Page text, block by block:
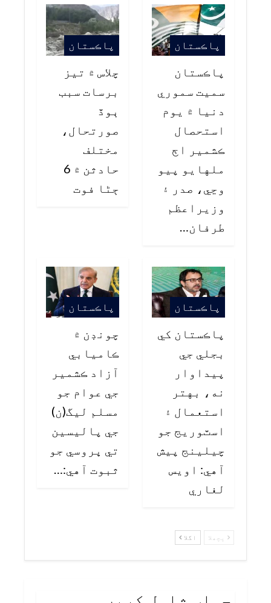
پاڪستان
پاڪستان
سميت سموري
دنيا ۾ يوم
استحصال
ڪشمير اڄ
ملهايو پيو
وڃي، صدر ۽
وزيراعظم
طرفان…
پاڪستان
چلاس ۾ تيز
برسات سبب
ٻوڏ
صورتحال،
مختلف
حادثن ۾ 6
ڄڻا فوت
پاڪستان
پاڪستان کي
بجلي جي
پيداوار
نه، بهتر
استعمال ۽
اسٽوريج جو
چيلينج پيش
آهي: اويس
لغاري
پاڪستان
چونڊن ۾
ڪاميابي
آزاد ڪشمير
جي عوام جو
مسلم ليگ(ن)
جي پاليسين
تي ڀروسي جو
ثبوت آهي:…
پچھلا اگلا